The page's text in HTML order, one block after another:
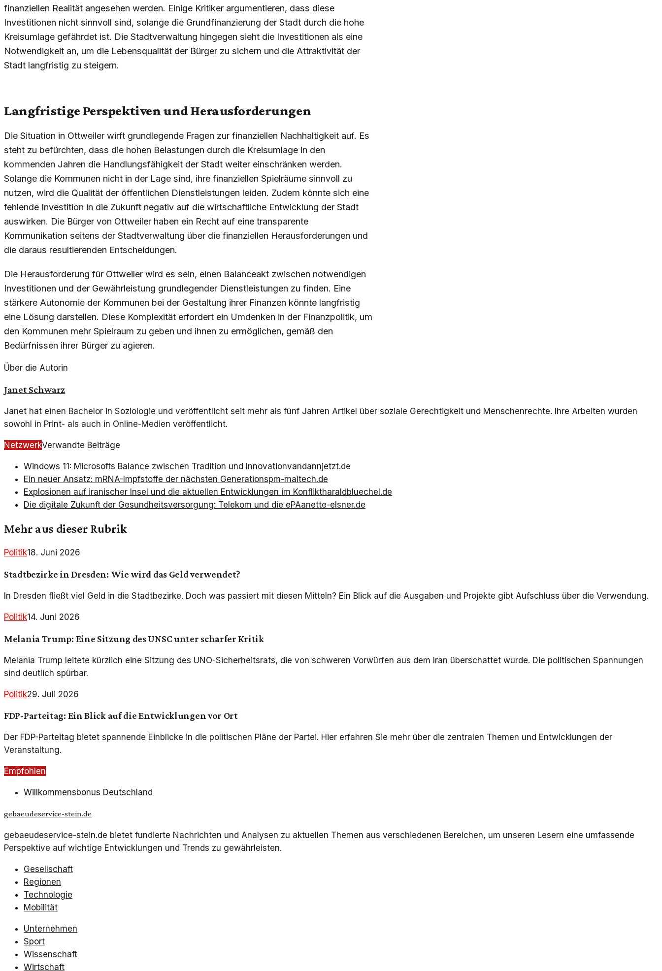
finanziellen Realität angesehen werden. Einige Kritiker argumentieren, dass diese
Investitionen nicht sinnvoll sind, solange die Grundfinanzierung der Stadt durch die hohe
Kreisumlage gefährdet ist. Die Stadtverwaltung hingegen sieht die Investitionen als eine
Notwendigkeit an, um die Lebensqualität der Bürger zu sichern und die Attraktivität der
Stadt langfristig zu steigern.
Langfristige Perspektiven und Herausforderungen
Die Situation in Ottweiler wirft grundlegende Fragen zur finanziellen Nachhaltigkeit auf. Es
steht zu befürchten, dass die hohen Belastungen durch die Kreisumlage in den
kommenden Jahren die Handlungsfähigkeit der Stadt weiter einschränken werden.
Solange die Kommunen nicht in der Lage sind, ihre finanziellen Spielräume sinnvoll zu
nutzen, wird die Qualität der öffentlichen Dienstleistungen leiden. Zudem könnte sich eine
fehlende Investition in die Zukunft negativ auf die wirtschaftliche Entwicklung der Stadt
auswirken. Die Bürger von Ottweiler haben ein Recht auf eine transparente
Kommunikation seitens der Stadtverwaltung über die finanziellen Herausforderungen und
die daraus resultierenden Entscheidungen.
Die Herausforderung für Ottweiler wird es sein, einen Balanceakt zwischen notwendigen
Investitionen und der Gewährleistung grundlegender Dienstleistungen zu finden. Eine
stärkere Autonomie der Kommunen bei der Gestaltung ihrer Finanzen könnte langfristig
eine Lösung darstellen. Diese Komplexität erfordert ein Umdenken in der Finanzpolitik, um
den Kommunen mehr Spielraum zu geben und ihnen zu ermöglichen, gemäß den
Bedürfnissen ihrer Bürger zu agieren.
Über die Autorin
Janet Schwarz
Janet hat einen Bachelor in Soziologie und veröffentlicht seit mehr als fünf Jahren Artikel über soziale Gerechtigkeit und Menschenrechte. Ihre Arbeiten wurden
sowohl in Print- als auch in Online-Medien veröffentlicht.
NetzwerkVerwandte Beiträge
Windows 11: Microsofts Balance zwischen Tradition und Innovationvandannjetzt.de
Ein neuer Ansatz: mRNA-Impfstoffe der nächsten Generationspm-maitech.de
Explosionen auf iranischer Insel und die aktuellen Entwicklungen im Konfliktharaldbluechel.de
Die digitale Zukunft der Gesundheitsversorgung: Telekom und die ePAanette-elsner.de
Mehr aus dieser Rubrik
Politik18. Juni 2026
Stadtbezirke in Dresden: Wie wird das Geld verwendet?
In Dresden fließt viel Geld in die Stadtbezirke. Doch was passiert mit diesen Mitteln? Ein Blick auf die Ausgaben und Projekte gibt Aufschluss über die Verwendung.
Politik14. Juni 2026
Melania Trump: Eine Sitzung des UNSC unter scharfer Kritik
Melania Trump leitete kürzlich eine Sitzung des UNO-Sicherheitsrats, die von schweren Vorwürfen aus dem Iran überschattet wurde. Die politischen Spannungen
sind deutlich spürbar.
Politik29. Juli 2026
FDP-Parteitag: Ein Blick auf die Entwicklungen vor Ort
Der FDP-Parteitag bietet spannende Einblicke in die politischen Pläne der Partei. Hier erfahren Sie mehr über die zentralen Themen und Entwicklungen der
Veranstaltung.
Empfohlen
Willkommensbonus Deutschland
gebaeudeservice-stein.de
gebaeudeservice-stein.de bietet fundierte Nachrichten und Analysen zu aktuellen Themen aus verschiedenen Bereichen, um unseren Lesern eine umfassende
Perspektive auf wichtige Entwicklungen und Trends zu gewährleisten.
Gesellschaft
Regionen
Technologie
Mobilität
Unternehmen
Sport
Wissenschaft
Wirtschaft